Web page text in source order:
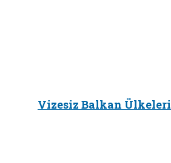
Vizesiz Balkan Ülkeleri